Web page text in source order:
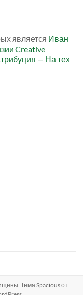
является Иван
Creative
— На тех
Тема Spaciousот